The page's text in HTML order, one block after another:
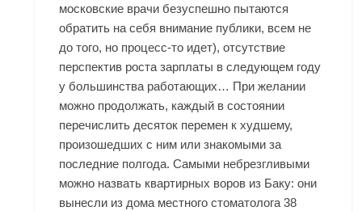
московские врачи безуспешно пытаются
обратить на себя внимание публики, всем не
до того, но процесс-то идет), отсутствие
перспектив роста зарплаты в следующем году
у большинства работающих… При желании
можно продолжать, каждый в состоянии
перечислить десяток перемен к худшему,
произошедших с ним или знакомыми за
последние полгода. Самыми небрезгливыми
можно назвать квартирных воров из Баку: они
вынесли из дома местного стоматолога 38